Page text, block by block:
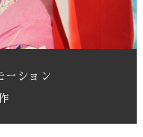
ーション